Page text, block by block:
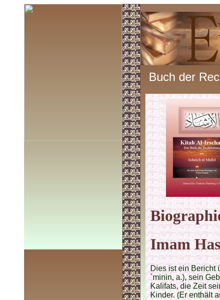
Buch der
Imam
Dies ist ein Bericht
´minin, a.), sein
Kalifats, die Zeit
Kinder. (Er enthält